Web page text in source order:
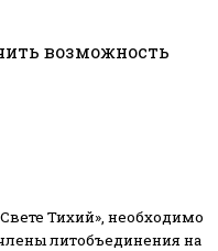
возможность
Тихий», необходимо
литобъединения на